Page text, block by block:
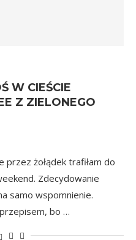
W CIEŚCIE
Z ZIELONEGO
przez żołądek trafiłam do
Zdecydowanie
samo wspomnienie.
przepisem, bo …